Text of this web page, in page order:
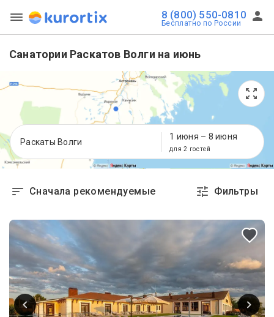
8 (800) 550-0810
Бесплатно по России
Санатории Раскатов Волги на июнь
Раскаты Волги
1 июня – 8 июня
для 2 гостей
Сначала рекомендуемые Фильтры